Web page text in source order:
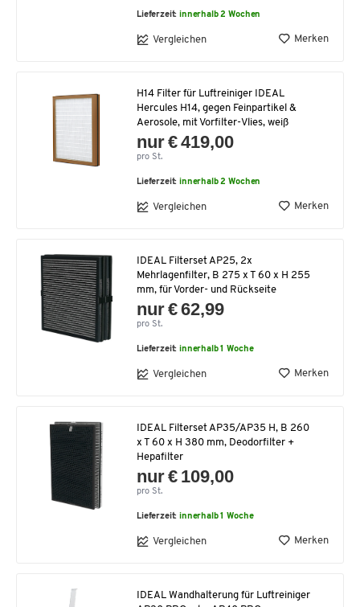
Lieferzeit:innerhalb 2 Wochen
Vergleichen Merken
H14 Filter für Luftreiniger IDEAL
Hercules H14, gegen Feinpartikel &
Aerosole, mit Vorfilter-Vlies, weiß
nur € 419,00
pro St.
Lieferzeit:innerhalb 2 Wochen
Vergleichen Merken
IDEAL Filterset AP25, 2x
Mehrlagenfilter, B 275 x T 60 x H 255
mm, für Vorder- und Rückseite
nur € 62,99
pro St.
Lieferzeit:innerhalb 1 Woche
Vergleichen Merken
IDEAL Filterset AP35/AP35 H, B 260
x T 60 x H 380 mm, Deodorfilter +
Hepafilter
nur € 109,00
pro St.
Lieferzeit:innerhalb 1 Woche
Vergleichen Merken
IDEAL Wandhalterung für Luftreiniger